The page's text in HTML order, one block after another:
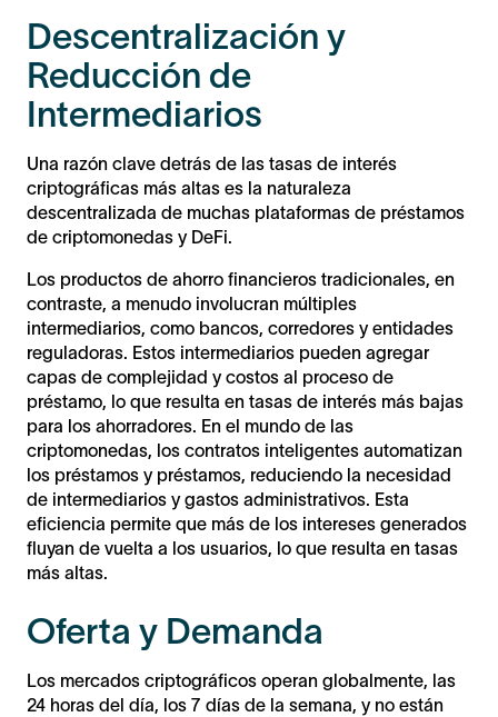
Descentralización y
Reducción de
Intermediarios
Una razón clave detrás de las tasas de interés
criptográficas más altas es la naturaleza
descentralizada de muchas plataformas de préstamos
de criptomonedas y DeFi.
Los productos de ahorro financieros tradicionales, en
contraste, a menudo involucran múltiples
intermediarios, como bancos, corredores y entidades
reguladoras. Estos intermediarios pueden agregar
capas de complejidad y costos al proceso de
préstamo, lo que resulta en tasas de interés más bajas
para los ahorradores. En el mundo de las
criptomonedas, los contratos inteligentes automatizan
los préstamos y préstamos, reduciendo la necesidad
de intermediarios y gastos administrativos. Esta
eficiencia permite que más de los intereses generados
fluyan de vuelta a los usuarios, lo que resulta en tasas
más altas.
Oferta y Demanda
Los mercados criptográficos operan globalmente, las
24 horas del día, los 7 días de la semana, y no están